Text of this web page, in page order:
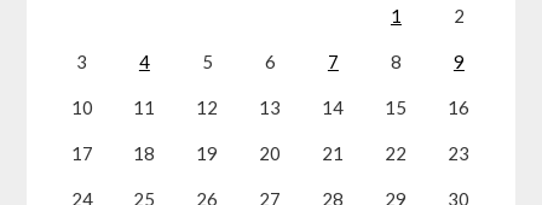
1
2
3 4 5 6 7 8 9
10 11 12 13 14 15 16
17 18 19 20 21 22 23
24 25 26 27 28 29 30